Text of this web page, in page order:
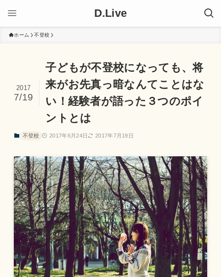
D.Live
ホーム 不登校
子どもが不登校になっても、将
来がお先真っ暗なんてことはな
い！経験者が語った３つのポイ
ントとは
2017
7/19
不登校 2017年6月24日 2017年7月19日